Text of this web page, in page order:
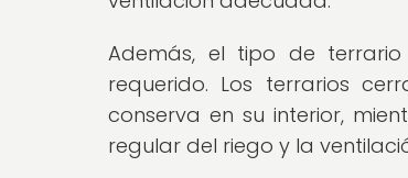
Además, el tipo de
requerido. Los terrarios
conserva en su interior,
regular del riego y la